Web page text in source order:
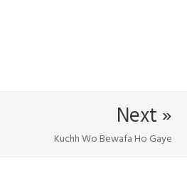
Next »
Kuchh Wo Bewafa Ho Gaye